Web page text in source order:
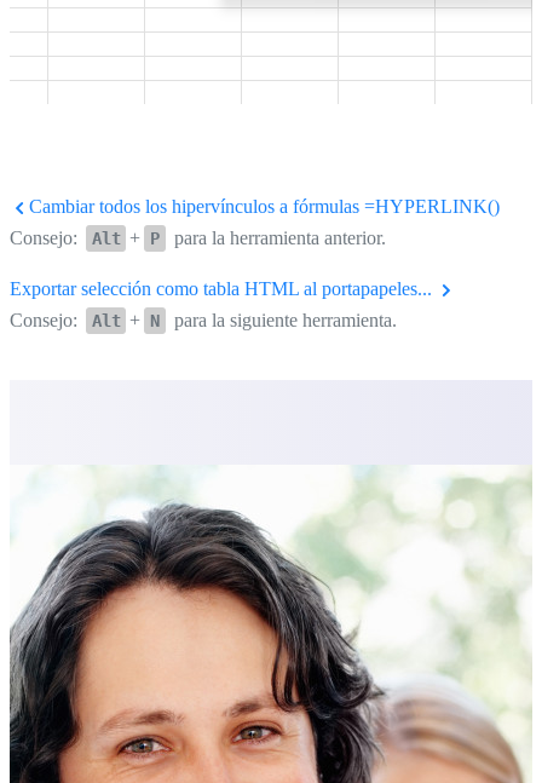
Cambiar todos los hipervínculos a fórmulas =HYPERLINK()
Consejo:
Alt + P para la herramienta anterior.
Exportar selección como tabla HTML al portapapeles...
Consejo:
Alt + N para la siguiente herramienta.